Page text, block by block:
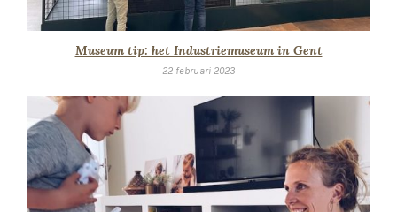
Museum tip: het Industriemuseum in Gent
22 februari 2023